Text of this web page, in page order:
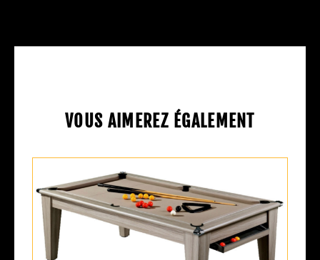
VOUS AIMEREZ ÉGALEMENT